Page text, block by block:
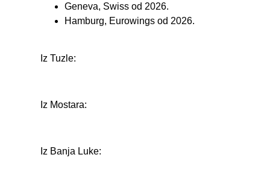
Geneva, Swiss od 2026.
Hamburg, Eurowings od 2026.
Iz Tuzle:
Iz Mostara:
Iz Banja Luke: